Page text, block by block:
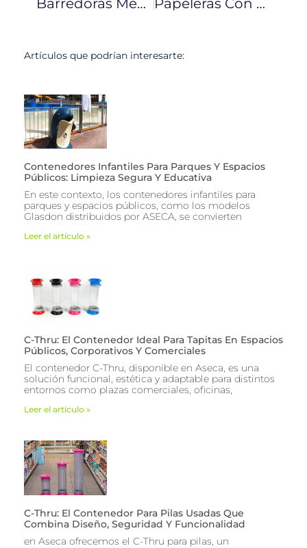
Barredoras Mecánicas Papeleras Con Cenicero Integrado
Artículos que podrían interesarte:
Contenedores Infantiles Para Parques Y Espacios
Públicos: Limpieza Segura Y Educativa
En este contexto, los contenedores infantiles para
parques y espacios públicos, como los modelos
Glasdon distribuidos por ASECA, se convierten
Leer el artículo »
C-Thru: El Contenedor Ideal Para Tapitas En Espacios
Públicos, Corporativos Y Comerciales
El contenedor C-Thru, disponible en Aseca, es una
solución funcional, estética y adaptable para distintos
entornos como plazas comerciales, oficinas,
Leer el artículo »
C-Thru: El Contenedor Para Pilas Usadas Que
Combina Diseño, Seguridad Y Funcionalidad
en Aseca ofrecemos el C-Thru para pilas, un